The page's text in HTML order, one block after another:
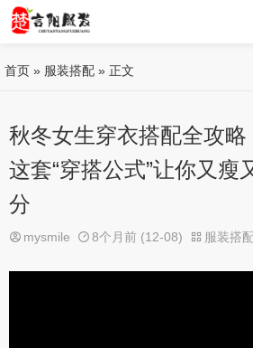
首页 » 服装搭配 » 正文
秋冬女生穿衣搭配全攻略
这套“穿搭公式”让你又瘦
分
mysmile 8个月前 (12-08) 服装搭